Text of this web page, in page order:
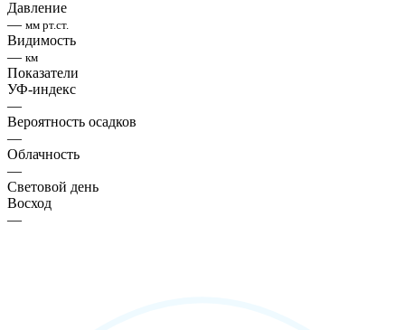
Давление
— мм рт.ст.
Видимость
— км
Показатели
УФ-индекс
—
Вероятность осадков
—
Облачность
—
Световой день
Восход
—